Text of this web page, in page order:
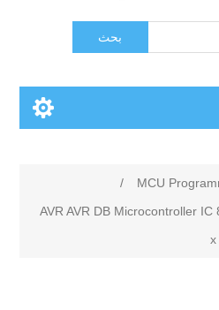
بحث
MCU
/
AVR AVR DB Microcontroller
x